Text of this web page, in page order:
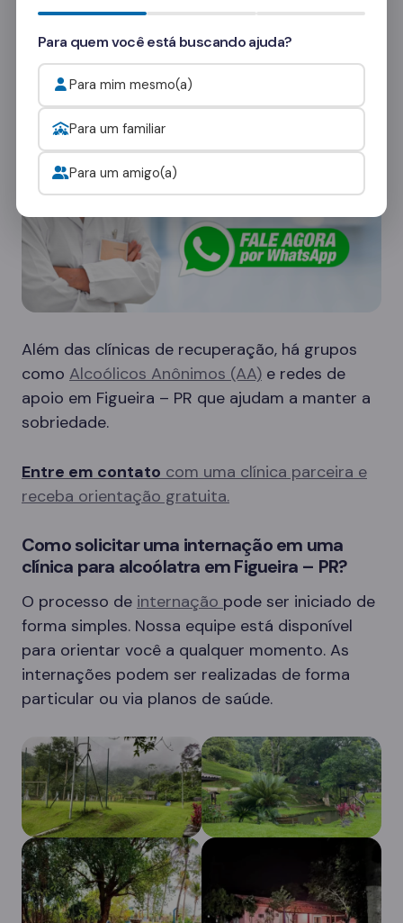
Onde procurar ajuda para o alcoolismo?
Além das clínicas de recuperação, há grupos
como Alcoólicos Anônimos (AA) e redes de
apoio em Figueira – PR que ajudam a manter a
sobriedade.
Entre em contato com uma clínica parceira e
receba orientação gratuita.
Como solicitar uma internação em uma
clínica para alcoólatra em Figueira – PR?
O processo de internação pode ser iniciado de
forma simples. Nossa equipe está disponível
para orientar você a qualquer momento. As
internações podem ser realizadas de forma
particular ou via planos de saúde.
Para quem você está buscando ajuda?
Para mim mesmo(a)
Para um familiar
Para um amigo(a)